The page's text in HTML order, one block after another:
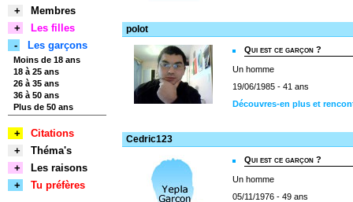
polot
Qui est ce garçon ?
Un homme
19/06/1985 - 41 ans
Découvres-en plus et
Cedric123
Qui est ce garçon ?
Un homme
05/11/1976 - 49 ans
+
Membres
+
Les filles
-
Les garçons
Moins de 18 ans
18 à 25 ans
26 à 35 ans
36 à 50 ans
Plus de 50 ans
+
Citations
+
Théma's
+
Les raisons
+
Tu préfères